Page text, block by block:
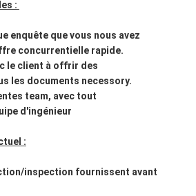
:
enquête que vous nous avez
concurrentielle rapide.
le client à offrir des
les documents necessory.
team, avec tout
d'ingénieur
:
inspection fournissent avant